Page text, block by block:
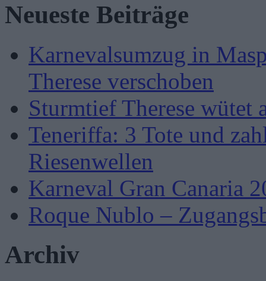
Neueste Beiträge
Karnevalsumzug in
Therese verschoben
Sturmtief Therese wütet
Teneriffa: 3 Tote und
Riesenwellen
Karneval Gran Canaria
Roque Nublo –
Archiv